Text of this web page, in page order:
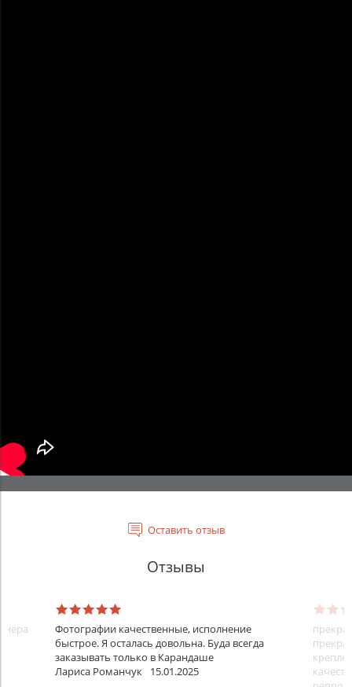
Оставить отзыв
Отзывы
Фотографии качественные, исполнение
быстрое. Я осталась довольна. Буда всегда
заказывать только в Карандаше
Лариса Романчук
15.01.2025